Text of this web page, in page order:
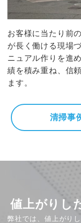
お客様に当たり前
が長く働ける現場
ニュアル作りを進
績を積み重ね、信
ます。
清掃事
値上がりし
弊社では、値上がり